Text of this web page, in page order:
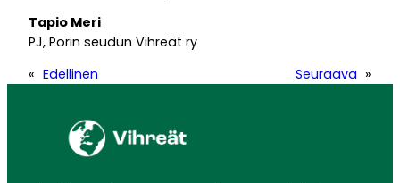
Tapio Meri
PJ, Porin seudun Vihreät ry
« Edellinen Seuraava »